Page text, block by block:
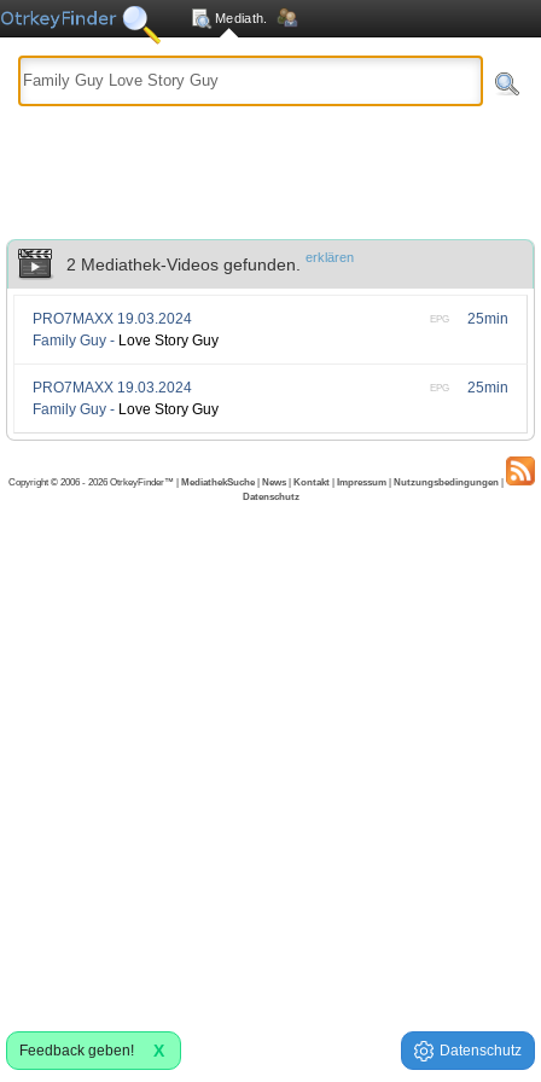
Mediath.
2 Mediathek-Videos gefunden. erklären
25min
EPG
PRO7MAXX 19.03.2024
Family Guy - Love Story Guy
25min
EPG
PRO7MAXX 19.03.2024
Family Guy - Love Story Guy
Copyright © 2006 - 2026 OtrkeyFinder™ | MediathekSuche | News | Kontakt | Impressum | Nutzungsbedingungen |
Datenschutz
Feedback geben! X Datenschutz